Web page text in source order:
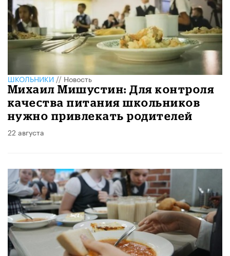
ШКОЛЬНИКИ//Новость
Михаил Мишустин: Для контроля
качества питания школьников
нужно привлекать родителей
22 августа